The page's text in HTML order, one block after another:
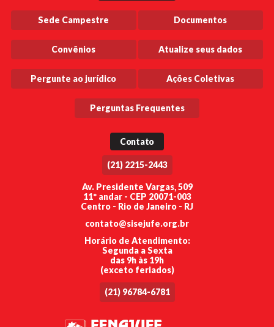
Sede Campestre Documentos
Convênios Atualize seus dados
Pergunte ao jurídico Ações Coletivas
Perguntas Frequentes
Contato
(21) 2215-2443
Av. Presidente Vargas, 509
11º andar - CEP 20071-003
Centro - Rio de Janeiro - RJ
contato@sisejufe.org.br
Horário de Atendimento:
Segunda a Sexta
das 9h às 19h
(exceto feriados)
(21) 96784-6781